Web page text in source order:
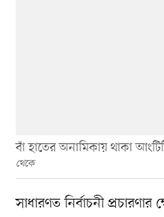
বাঁ হাতের অনামিকায় থাকা
থেকে
সাধারণত নির্বাচনী প্রচারণার